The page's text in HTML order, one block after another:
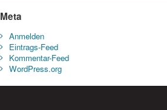
Meta
Anmelden
Eintrags-Feed
Kommentar-Feed
WordPress.org